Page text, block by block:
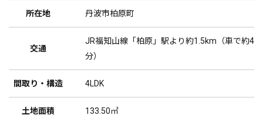
所在地 丹波市柏原町
交通
JR福知山線「柏原」駅より約1.5km（車で約4
分）
間取り・構造 4LDK
土地面積 133.50㎡